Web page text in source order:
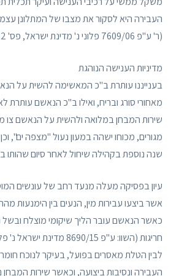
העבירה היא לסקור את מצבו של המתלונן
(ר' ע"פ 7609/06 פלוני נ' מדינת ישראל, פס' 12 (13.11.08)).
מדיניות הענישה הנוהגת
בענייננו עותרת ב"כ המאשימה להשית על
מאחורי סורג ובריח, ואילו ב"כ הנאשם
שירות המבחן במלואה ולהשית על הנאשם צו
מגורים, מכוחו ישהה במעון נעול "מצפה ים",
שנה נוספת בקהילה שיחול לאחר סיום שהותו
עיון בפסיקה מעלה מנעד רחב של עונשים
אשר ביצעו עבירות מין, הנעים בין הימנעות
כאשר הנאשם עובר הליך שיקומי מוצלח ובשל
לבין הטלת מאסרים בפועל, בעיקר לנוכח
העבירה ונסיבות ביצועה, וכאשר שירות